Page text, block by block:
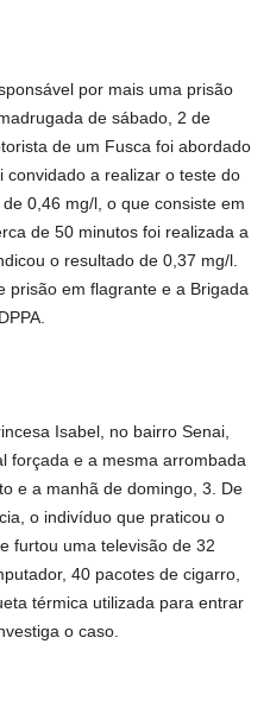
por mais uma prisão
de sábado, 2 de
de um Fusca foi abordado
convidado a realizar o teste do
0,46 mg/l, o que consiste em
de 50 minutos foi realizada a
o resultado de 0,37 mg/l.
prisão em flagrante e a Brigada
Isabel, no bairro Senai,
forçada e a mesma arrombada
e a manhã de domingo, 3. De
o indivíduo que praticou o
furtou uma televisão de 32
40 pacotes de cigarro,
térmica utilizada para entrar
o caso.